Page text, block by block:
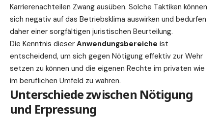
Karrierenachteilen Zwang ausüben. Solche Taktiken können
sich negativ auf das Betriebsklima auswirken und bedürfen
daher einer sorgfältigen juristischen Beurteilung.
Die Kenntnis dieser Anwendungsbereiche ist
entscheidend, um sich gegen Nötigung effektiv zur Wehr
setzen zu können und die eigenen Rechte im privaten wie
im beruflichen Umfeld zu wahren.
Unterschiede zwischen Nötigung
und Erpressung